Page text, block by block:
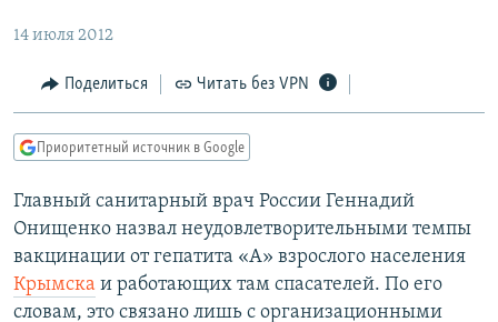
Вернутся
Вернутся
поиску
МНЕНИЯ
КУЛЬТУРА
КАВКАЗ.РЕАЛИИ
СЕВЕР.РЕАЛИИ
СИБИРЬ.РЕАЛИИ
РАСПИСАНИЕ ВЕЩАНИЯ
14 июля 2012
Поделиться Читать без VPN
Приоритетный источник в Google
Главный санитарный врач России Геннадий
Онищенко назвал неудовлетворительными темпы
вакцинации от гепатита «А» взрослого населения
Крымска и работающих там спасателей. По его
словам, это связано лишь с организационными